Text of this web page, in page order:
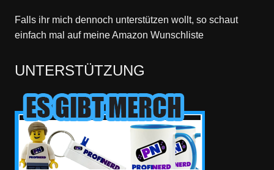
Falls ihr mich dennoch unterstützen wollt, so schaut
einfach mal auf meine Amazon Wunschliste
UNTERSTÜTZUNG